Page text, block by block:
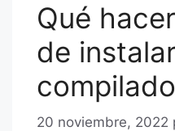
Qué
de
compilado
20 noviembre, 2022